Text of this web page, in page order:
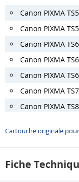
Canon PIXMA
Canon PIXMA
Canon PIXMA
Canon PIXMA
Canon PIXMA
Canon PIXMA
Canon PIXMA
Cartouche originale
Fiche